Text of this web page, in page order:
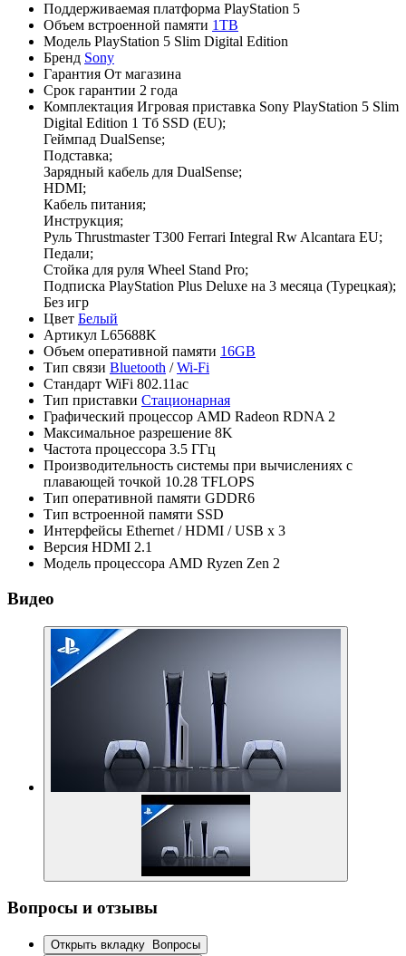
Поддерживаемая платформа PlayStation 5
Объем встроенной памяти 1TB
Модель PlayStation 5 Slim Digital Edition
Бренд Sony
Гарантия От магазина
Срок гарантии 2 года
Комплектация Игровая приставка Sony PlayStation 5 Slim
Digital Edition 1 Тб SSD (EU);
Геймпад DualSense;
Подставка;
Зарядный кабель для DualSense;
HDMI;
Кабель питания;
Инструкция;
Руль Thrustmaster T300 Ferrari Integral Rw Alcantara EU;
Педали;
Стойка для руля Wheel Stand Pro;
Подписка PlayStation Plus Deluxe на 3 месяца (Турецкая);
Без игр
Цвет Белый
Артикул L65688K
Объем оперативной памяти 16GB
Тип связи Bluetooth /Wi-Fi
Стандарт WiFi 802.11ac
Тип приставки Стационарная
Графический процессор AMD Radeon RDNA 2
Максимальное разрешение 8K
Частота процессора 3.5 ГГц
Производительность системы при вычислениях с
плавающей точкой 10.28 TFLOPS
Тип оперативной памяти GDDR6
Тип встроенной памяти SSD
Интерфейсы Ethernet / HDMI / USB x 3
Версия HDMI 2.1
Модель процессора AMD Ryzen Zen 2
Видео
Вопросы и отзывы
Открыть вкладку
Вопросы